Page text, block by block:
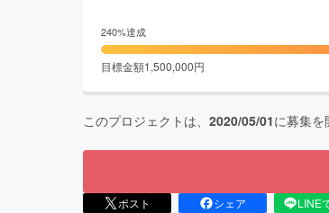
240%達成
目標金額1,500,000円
このプロジェクトは、 2020/05/01に募集を
ポスト シェア LINE